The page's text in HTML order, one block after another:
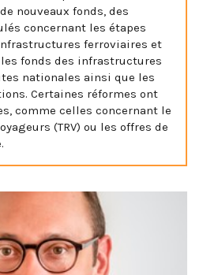
nouveaux fonds, des
concernant les étapes
ferroviaires et
fonds des infrastructures
nationales ainsi que les
Certaines réformes ont
comme celles concernant le
(TRV) ou les offres de